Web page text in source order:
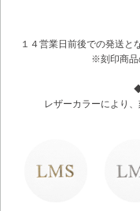
１４営業日前後での発送と
※刻印商品
レザーカラーにより